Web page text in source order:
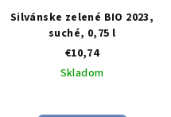
Silvánske zelené BIO 2023,
suché, 0,75 l
€10,74
Skladom